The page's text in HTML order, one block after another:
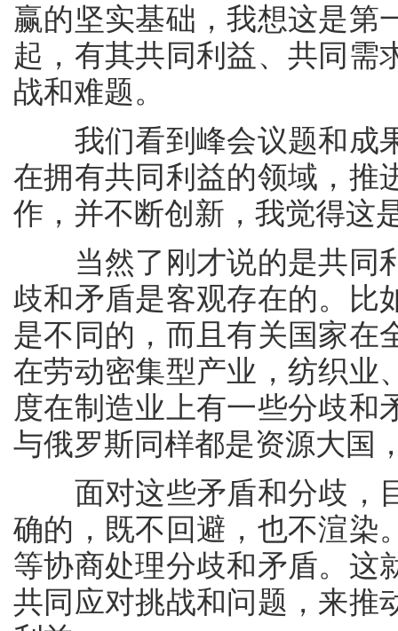
赢的坚实基础，我想这是第
起，有其共同利益、共同需
战和难题。
我们看到峰会议题和成
在拥有共同利益的领域，推
作，并不断创新，我觉得这
当然了刚才说的是共同
歧和矛盾是客观存在的。比
是不同的，而且有关国家在
在劳动密集型产业，纺织业
度在制造业上有一些分歧和
与俄罗斯同样都是资源大国
面对这些矛盾和分歧，
确的，既不回避，也不渲染
等协商处理分歧和矛盾。这
共同应对挑战和问题，来推